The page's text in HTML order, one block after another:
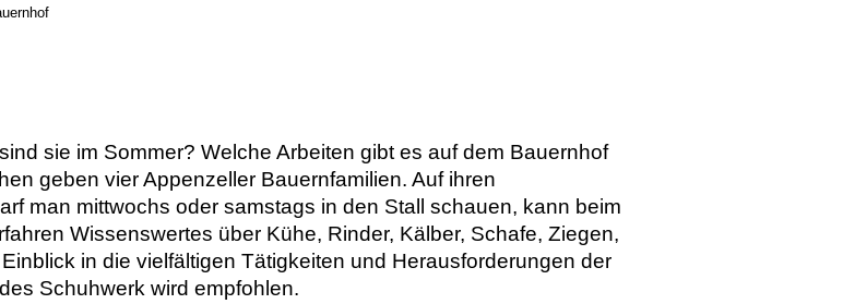
sie im Sommer? Welche Arbeiten gibt es auf dem Bauernhof
geben vier Appenzeller Bauernfamilien. Auf ihren
man mittwochs oder samstags in den Stall schauen, kann beim
Wissenswertes über Kühe, Rinder, Kälber, Schafe, Ziegen,
in die vielfältigen Tätigkeiten und Herausforderungen der
Schuhwerk wird empfohlen.